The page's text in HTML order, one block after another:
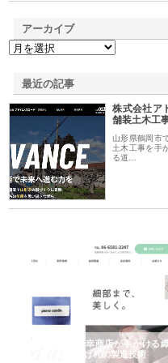
アーカイブ
最近の記事
株式会社ア
舗装土木工
山形県鶴岡市
土木工事を手
る道…
北海道軽金属
フライとテー